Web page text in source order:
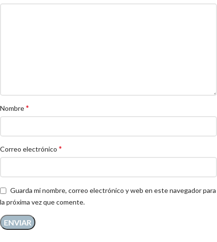
Nombre*
Correo electrónico *
Guarda mi nombre, correo electrónico y web en este navegador para
la próxima vez que comente.